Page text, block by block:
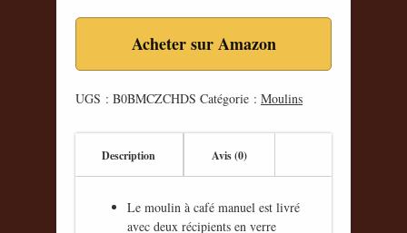
Acheter sur Amazon
UGS : B0BMCZCHDS Catégorie : Moulins
Description Avis (0)
Le moulin à café manuel est livré
avec deux récipients en verre